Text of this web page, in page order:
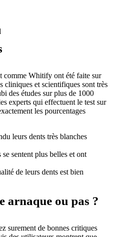
comme Whitify ont été faite sur
cliniques et scientifiques sont très
des études sur plus de 1000
experts qui effectuent le test sur
les pourcentages
leurs dents très blanches
se sentent plus belles et ont
de leurs dents est bien
arnaque ou pas ?
surement de bonnes critiques